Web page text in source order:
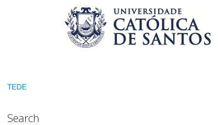
TEDE
Search